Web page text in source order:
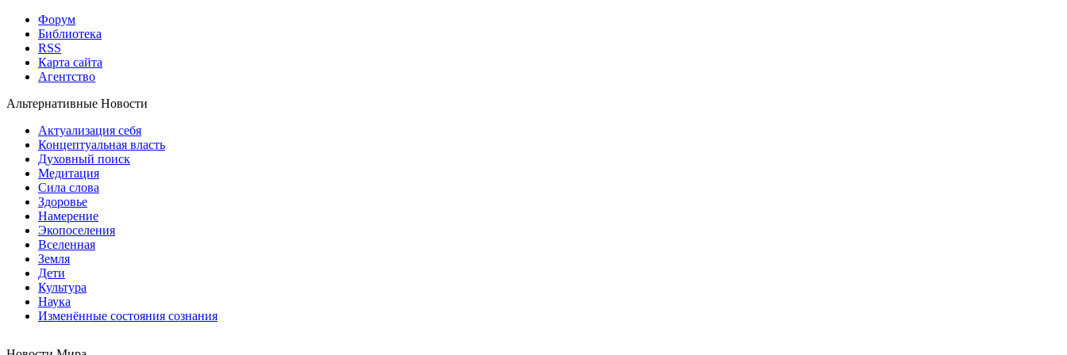
Форум
Библиотека
RSS
Карта сайта
Агентство
Альтернативные Новости
Актуализация себя
Концептуальная власть
Духовный поиск
Медитация
Сила слова
Здоровье
Намерение
Экопоселения
Вселенная
Земля
Дети
Культура
Наука
Изменённые состояния сознания